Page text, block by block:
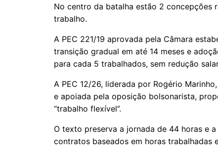
No centro da batalha estão 2 concepções
trabalho.
A PEC 221/19 aprovada pela Câmara
transição gradual em até 14 meses e
para cada 5 trabalhados, sem redução
A PEC 12/26, liderada por Rogério
e apoiada pela oposição bolsonarista,
“trabalho flexível”.
O texto preserva a jornada de 44 horas e
contratos baseados em horas trabalhadas